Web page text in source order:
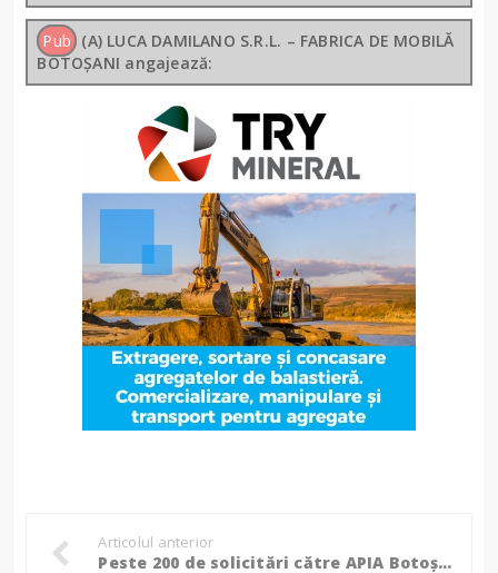
Pub (A) LUCA DAMILANO S.R.L. – FABRICA DE MOBILĂ
BOTOȘANI angajează:
Articolul anterior
Peste 200 de solicitări către APIA Botoșani, eligibile în sprijinul sectorului de creștere a ovinelor/caprinelor!